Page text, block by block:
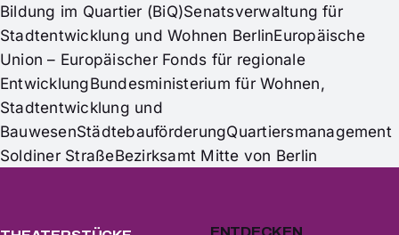
Bildung im Quartier (BiQ)Senatsverwaltung für
Stadtentwicklung und Wohnen BerlinEuropäische
Union – Europäischer Fonds für regionale
EntwicklungBundesministerium für Wohnen,
Stadtentwicklung und
BauwesenStädtebauförderungQuartiersmanagement
Soldiner StraßeBezirksamt Mitte von Berlin